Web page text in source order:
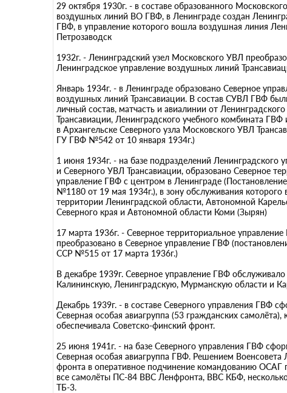
29 октября 1930г. - в составе образованного
воздушных линий ВО ГВФ, в Ленинграде создан
ГВФ, в управление которого вошла воздушная линия
Петрозаводск
1932г. - Ленинградский узел Московского УВЛ
Ленинградское управление воздушных линий
Январь 1934г. - в Ленинграде образовано Северное
воздушных линий Трансавиации. В состав СУВЛ ГВФ
личный состав, матчасть и авиалинии от
Трансавиации, Ленинградского учебного комбината ГВФ
в Архангельске Северного узла Московского УВЛ
ГУ ГВФ №542 от 10 января 1934г.)
1 июня 1934г. - на базе подразделений Ленинградского
и Северного УВЛ Трансавиации, образовано Северное
управление ГВФ с центром в Ленинграде
№1180 от 19 мая 1934г.), в зону обслуживания которого
территории Ленинградской области, Автономной
Северного края и Автономной области Коми (Зырян)
17 марта 1936г. - Северное территориальное
преобразовано в Северное управление ГВФ
ССР №515 от 17 марта 1936г.)
В декабре 1939г. Северное управление ГВФ
Калининскую, Ленинградскую, Мурманскую области и
Декабрь 1939г. - в составе Северного управления ГВФ
Северная особая авиагруппа (53 гражданских самолёта),
обеспечивала Советско-финский фронт.
25 июня 1941г. - на базе Северного управления ГВФ
Северная особая авиагруппа ГВФ. Решением Военсовета
фронта в оперативное подчинение командованию ОСАГ
все самолёты ПС-84 ВВС Ленфронта, ВВС КБФ,
ТБ-3.